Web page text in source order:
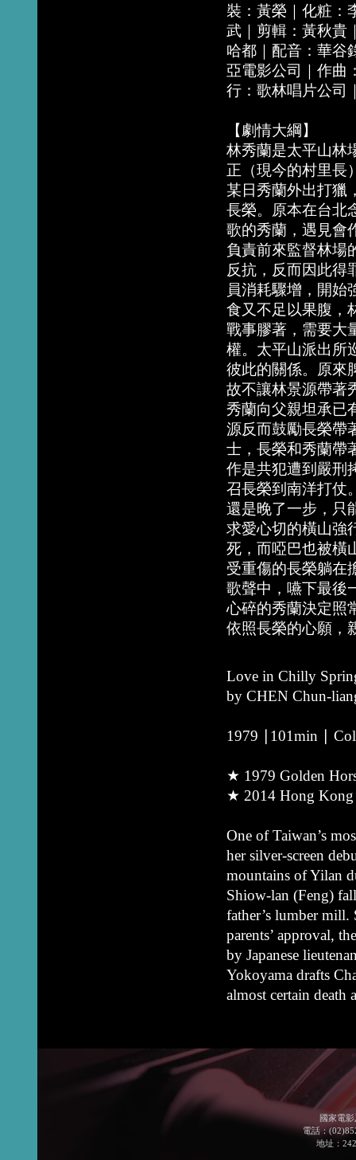
裝：黃榮｜化粧：
武｜剪輯：黃秋貴
哈都｜配音：華谷
亞電影公司｜作曲
行：歌林唱片公司
【劇情大綱】
林秀蘭是太平山林
正（現今的村里長
某日秀蘭外出打獵
長榮。原本在台北
歌的秀蘭，遇見會
負責前來監督林場
反抗，反而因此得
員消耗驟增，開始
食又不足以果腹，
戰事膠著，需要大
權。太平山派出所
彼此的關係。原來
故不讓林景源帶著
秀蘭向父親坦承已
源反而鼓勵長榮帶
士，長榮和秀蘭帶
作是共犯遭到嚴刑
召長榮到南洋打仗
還是晚了一步，只
求愛心切的橫山強
死，而啞巴也被橫
受重傷的長榮躺在
歌聲中，嚥下最後
心碎的秀蘭決定照
依照長榮的心願，
Love in Chilly
by CHEN Chun-
1979 ∣101min ∣
★ 1979 Golden
★ 2014 Hong Kong
One of Taiwan’s
her silver-screen
mountains of Yilan
Shiow-lan (Feng)
father’s lumber
parents’ approval,
by Japanese
Yokoyama drafts
almost certain death
國家電
電話：
地址：